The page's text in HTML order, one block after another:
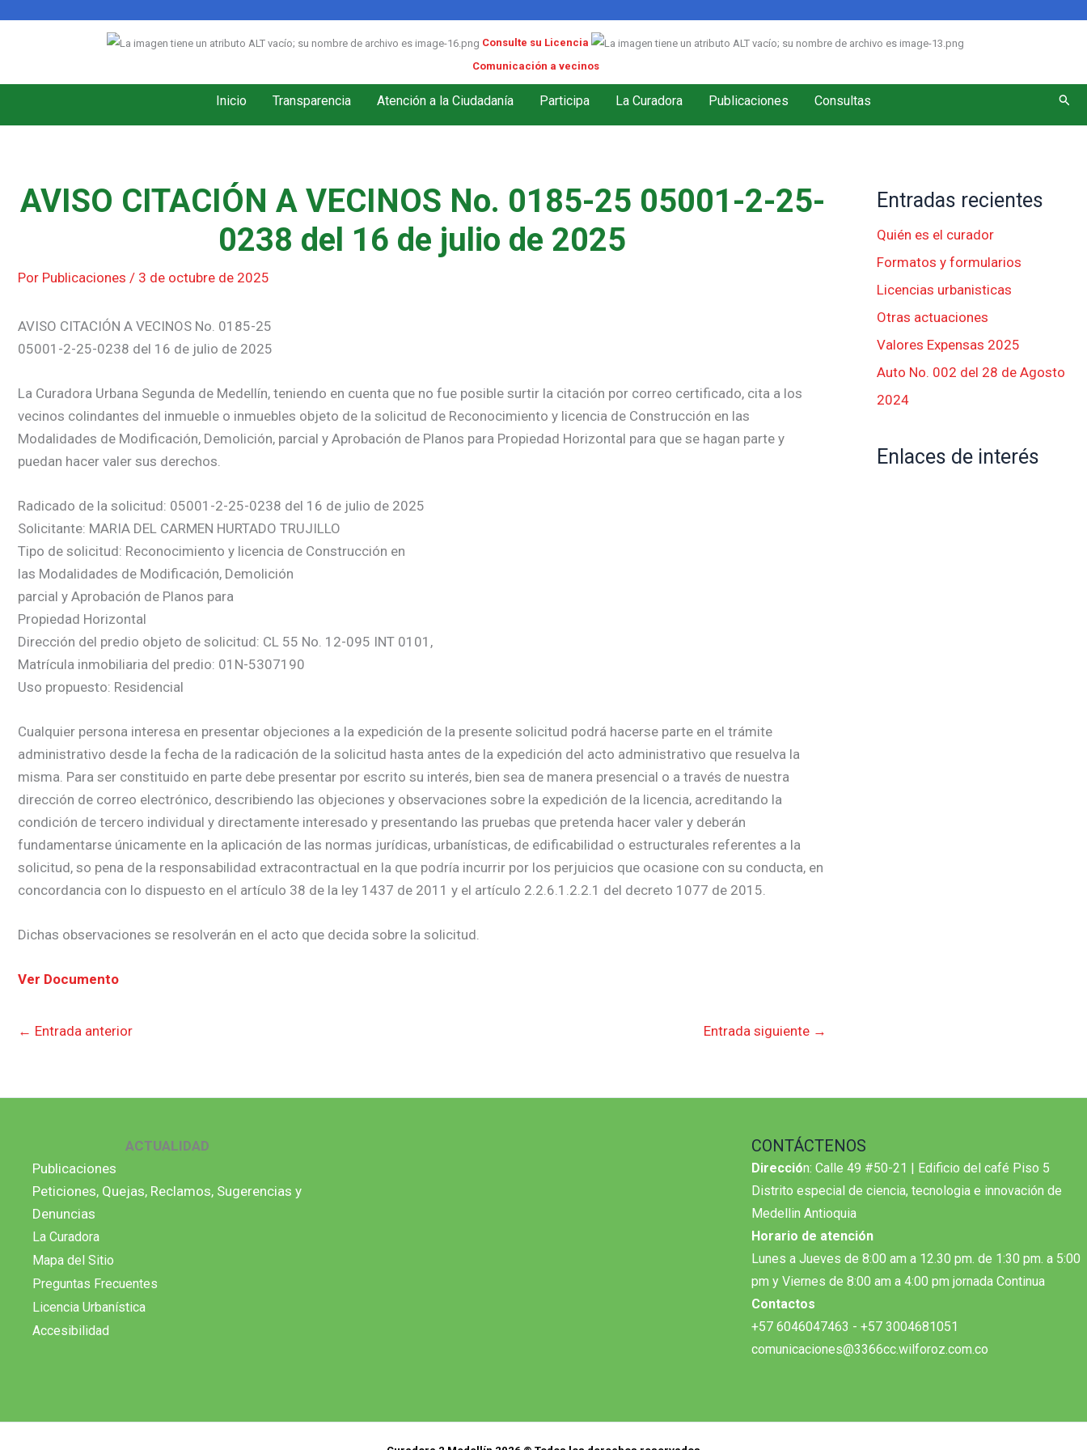
Consulte su Licencia
Comunicación a vecinos
Inicio Transparencia Atención a la Ciudadanía Participa La Curadora Publicaciones Consultas
AVISO CITACIÓN A VECINOS No. 0185-25 05001-2-25-
0238 del 16 de julio de 2025
Por Publicaciones / 3 de octubre de 2025
AVISO CITACIÓN A VECINOS No. 0185-25
05001-2-25-0238 del 16 de julio de 2025
La Curadora Urbana Segunda de Medellín, teniendo en cuenta que no fue posible surtir la citación por correo certificado, cita a los
vecinos colindantes del inmueble o inmuebles objeto de la solicitud de Reconocimiento y licencia de Construcción en las
Modalidades de Modificación, Demolición, parcial y Aprobación de Planos para Propiedad Horizontal para que se hagan parte y
puedan hacer valer sus derechos.
Radicado de la solicitud: 05001-2-25-0238 del 16 de julio de 2025
Solicitante: MARIA DEL CARMEN HURTADO TRUJILLO
Tipo de solicitud: Reconocimiento y licencia de Construcción en
las Modalidades de Modificación, Demolición
parcial y Aprobación de Planos para
Propiedad Horizontal
Dirección del predio objeto de solicitud: CL 55 No. 12-095 INT 0101,
Matrícula inmobiliaria del predio: 01N-5307190
Uso propuesto: Residencial
Cualquier persona interesa en presentar objeciones a la expedición de la presente solicitud podrá hacerse parte en el trámite
administrativo desde la fecha de la radicación de la solicitud hasta antes de la expedición del acto administrativo que resuelva la
misma. Para ser constituido en parte debe presentar por escrito su interés, bien sea de manera presencial o a través de nuestra
dirección de correo electrónico, describiendo las objeciones y observaciones sobre la expedición de la licencia, acreditando la
condición de tercero individual y directamente interesado y presentando las pruebas que pretenda hacer valer y deberán
fundamentarse únicamente en la aplicación de las normas jurídicas, urbanísticas, de edificabilidad o estructurales referentes a la
solicitud, so pena de la responsabilidad extracontractual en la que podría incurrir por los perjuicios que ocasione con su conducta, en
concordancia con lo dispuesto en el artículo 38 de la ley 1437 de 2011 y el artículo 2.2.6.1.2.2.1 del decreto 1077 de 2015.
Dichas observaciones se resolverán en el acto que decida sobre la solicitud.
Ver Documento
← Entrada anterior Entrada siguiente →
Entradas recientes
Quién es el curador
Formatos y formularios
Licencias urbanisticas
Otras actuaciones
Valores Expensas 2025
Auto No. 002 del 28 de Agosto
2024
Enlaces de interés
ACTUALIDAD
Publicaciones
Peticiones, Quejas, Reclamos, Sugerencias y
Denuncias
La Curadora
Mapa del Sitio
Preguntas Frecuentes
Licencia Urbanística
Accesibilidad
CONTÁCTENOS
Dirección: Calle 49 #50-21 | Edificio del café Piso 5
Distrito especial de ciencia, tecnologia e innovación de
Medellin Antioquia
Horario de atención
Lunes a Jueves de 8:00 am a 12.30 pm. de 1:30 pm. a 5:00
pm y Viernes de 8:00 am a 4:00 pm jornada Continua
Contactos
+57 6046047463 - +57 3004681051
comunicaciones@3366cc.wilforoz.com.co